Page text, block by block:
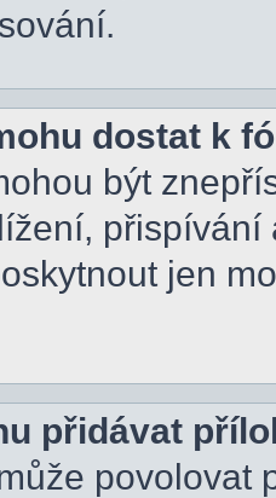
dostat k
být
jen
přidávat
povolovat